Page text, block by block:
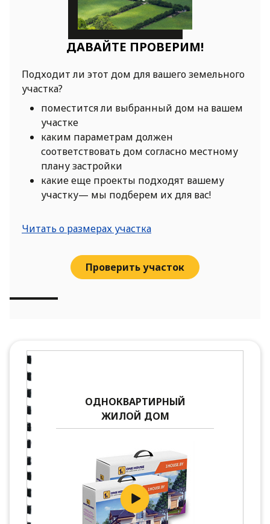
ДАВАЙТЕ ПРОВЕРИМ!
Подходит ли этот дом для вашего земельного
участка?
поместится ли выбранный дом на вашем
участке
каким параметрам должен
соответствовать дом согласно местному
плану застройки
какие еще проекты подходят вашему
участку— мы подберем их для вас!
Читать о размерах участка
Проверить участок
ОДНОКВАРТИРНЫЙ
ЖИЛОЙ ДОМ